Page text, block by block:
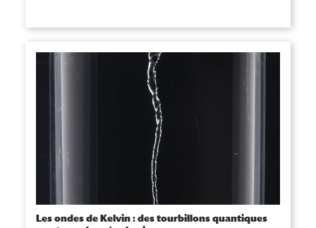
Les ondes de Kelvin : des tourbillons quantiques